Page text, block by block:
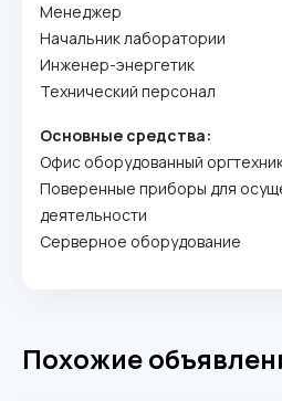
Менеджер
Начальник лаборатории
Инженер-энергетик
Технический персонал
Основные средства:
Офис оборудованный
Поверенные приборы для
деятельности
Серверное оборудование
Похожие